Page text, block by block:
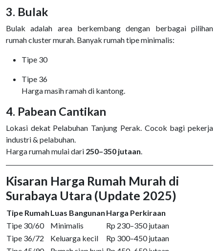
3. Bulak
Bulak adalah area berkembang dengan berbagai pilihan
rumah cluster murah. Banyak rumah tipe minimalis:
Tipe 30
Tipe 36
Harga masih ramah di kantong.
4. Pabean Cantikan
Lokasi dekat Pelabuhan Tanjung Perak. Cocok bagi pekerja
industri & pelabuhan.
Harga rumah mulai dari 250–350 jutaan.
Kisaran Harga Rumah Murah di
Surabaya Utara (Update 2025)
Tipe Rumah Luas Bangunan Harga Perkiraan
Tipe 30/60
Minimalis
Rp 230–350 jutaan
Tipe 36/72
Keluarga kecil
Rp 300–450 jutaan